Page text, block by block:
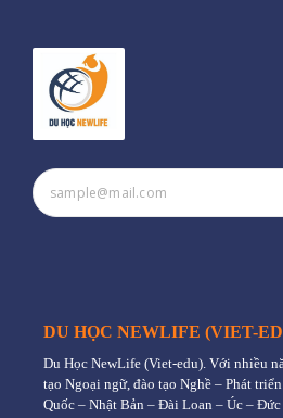
DU HỌC NEWLIFE (VIET-
Du Học NewLife (Viet-edu). Với nhiều
tạo Ngoại ngữ, đào tạo Nghề – Phát
Quốc – Nhật Bản – Đài Loan – Úc – Đức